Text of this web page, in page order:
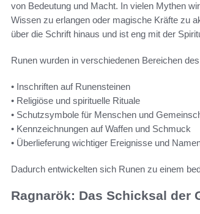
von Bedeutung und Macht. In vielen Mythen
Wissen zu erlangen oder magische Kräfte zu
über die Schrift hinaus und ist eng mit der
Runen wurden in verschiedenen Bereichen
• Inschriften auf Runensteinen
• Religiöse und spirituelle Rituale
• Schutzsymbole für Menschen und
• Kennzeichnungen auf Waffen und Schmuck
• Überlieferung wichtiger Ereignisse und
Dadurch entwickelten sich Runen zu einem
Ragnarök: Das Schicksal der